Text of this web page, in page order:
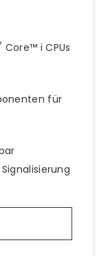
Core™ i CPUs
für